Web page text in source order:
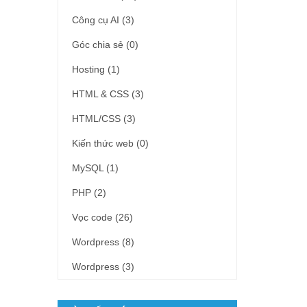
Công cụ AI (3)
Góc chia sẻ (0)
Hosting (1)
HTML & CSS (3)
HTML/CSS (3)
Kiến thức web (0)
MySQL (1)
PHP (2)
Vọc code (26)
Wordpress (8)
Wordpress (3)